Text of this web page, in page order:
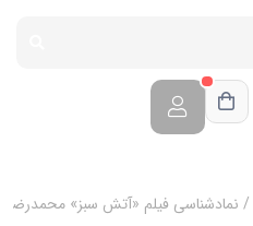
/ نمادشناسی فیلم «آتش سبز» محمدرضا